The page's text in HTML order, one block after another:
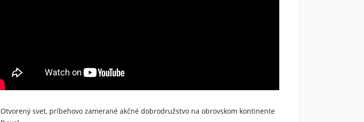
Otvorený svet, príbehovo zamerané akčné dobrodružstvo na obrovskom kontinente